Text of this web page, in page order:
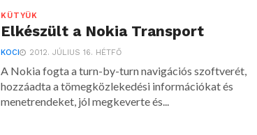
KÜTYÜK
Elkészült a Nokia Transport
KOCI 2012. JÚLIUS 16. HÉTFŐ
A Nokia fogta a turn-by-turn navigációs szoftverét,
hozzáadta a tömegközlekedési információkat és
menetrendeket, jól megkeverte és...